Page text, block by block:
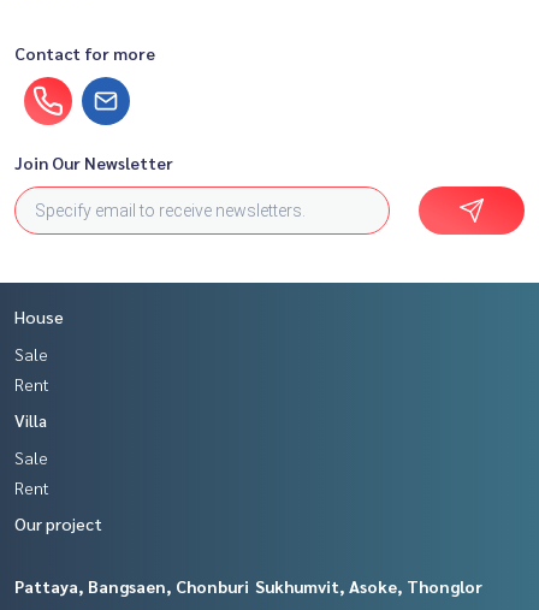
Contact for more
Join Our Newsletter
House
Sale
Rent
Villa
Sale
Rent
Our project
Pattaya, Bangsaen, Chonburi Sukhumvit, Asoke, Thonglor